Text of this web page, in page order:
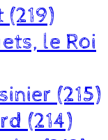
(219)
le Roi
(215)
(214)